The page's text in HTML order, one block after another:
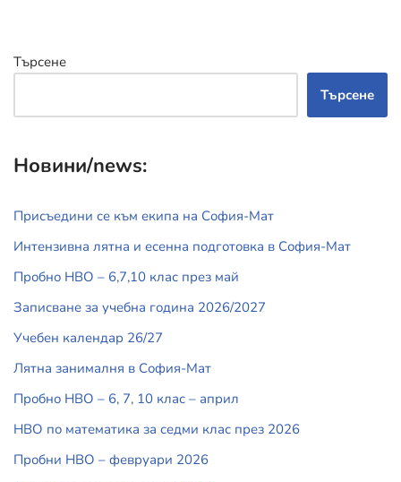
Търсене
Търсене
Новини/news:
Присъедини се към екипа на София-Мат
Интензивна лятна и есенна подготовка в София-Мат
Пробно НВО – 6,7,10 клас през май
Записване за учебна година 2026/2027
Учебен календар 26/27
Лятна занималня в София-Мат
Пробно НВО – 6, 7, 10 клас – април
НВО по математика за седми клас през 2026
Пробни НВО – февруари 2026